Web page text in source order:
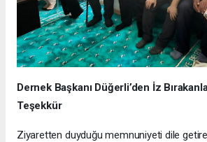
Dernek Başkanı Düğerli’den İz
Teşekkür
Ziyaretten duyduğu memnuniyeti dile